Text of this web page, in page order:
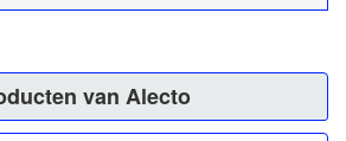
van Alecto